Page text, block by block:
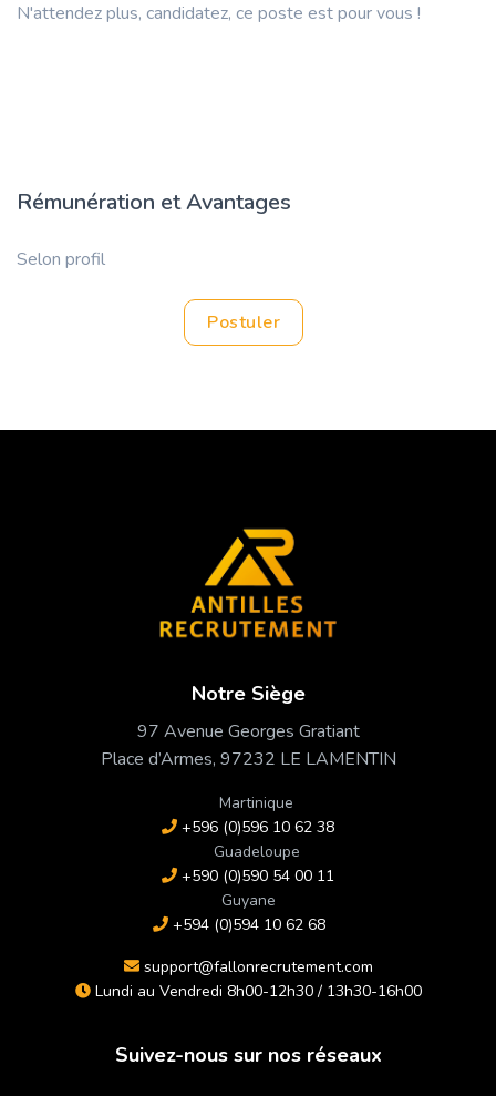
N'attendez plus, candidatez, ce poste est pour vous !
Rémunération et Avantages
Selon profil
Postuler
Notre Siège
97 Avenue Georges Gratiant
Place d’Armes, 97232 LE LAMENTIN
Martinique
+596 (0)596 10 62 38
Guadeloupe
+590 (0)590 54 00 11
Guyane
+594 (0)594 10 62 68
support@fallonrecrutement.com
Lundi au Vendredi 8h00-12h30 / 13h30-16h00
Suivez-nous sur nos réseaux